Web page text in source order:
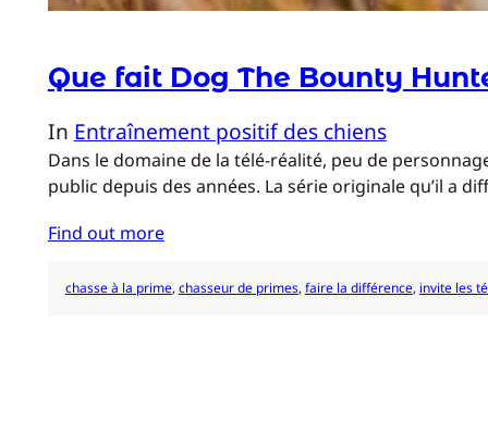
Que fait Dog The Bounty
In Entraînement positif des chiens
Dans le domaine de la télé-réalité, peu de
public depuis des années. La série originale qu’il a
Find out more
chasse à la prime, chasseur de primes, faire la différence, invite les